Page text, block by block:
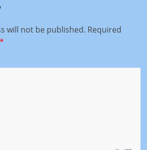
will not be published. Required
*